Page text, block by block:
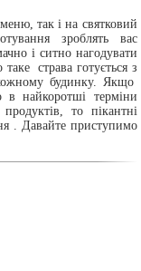
так і на святковий
зроблять вас
і ситно нагодувати
страва готується з
будинку. Якщо
найкоротші терміни
то пікантні
. Давайте приступимо